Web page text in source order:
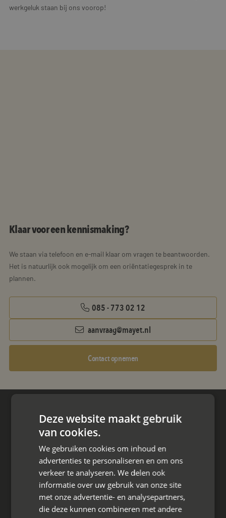
werkgeluk staan bij ons voorop!
Klaar voor een kennismaking?
We staan via telefoon en e-mail klaar om vragen te beantwoorden.
Het is natuurlijk ook mogelijk om een oriëntatiegesprek in te
plannen.
085 - 773 02 12
aanvraag@mayet.nl
Contact opnemen
Hoofdkantoor
Den Berg 16A
4661 KZ Halsteren,
085 - 773 02 12
aanvraag@mayet.nl
Deze website maakt gebruik
van cookies.
We gebruiken cookies om inhoud en
advertenties te personaliseren en om ons
verkeer te analyseren. We delen ook
informatie over uw gebruik van onze site
met onze advertentie- en analysepartners,
die deze kunnen combineren met andere